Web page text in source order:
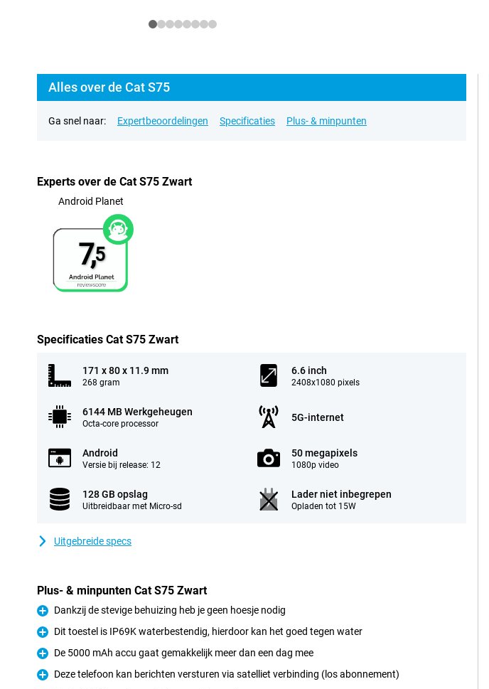
Alles over de Cat S75
Ga snel naar: Expertbeoordelingen Specificaties Plus- & minpunten
Experts over de Cat S75 Zwart
Android Planet
7,5
Specificaties Cat S75 Zwart
171 x 80 x 11.9 mm
268 gram
6.6 inch
2408x1080 pixels
6144 MB Werkgeheugen
Octa-core processor
5G-internet
Android
Versie bij release: 12
50 megapixels
1080p video
128 GB opslag
Uitbreidbaar met Micro-sd
Lader niet inbegrepen
Opladen tot 15W
Uitgebreide specs
Plus- & minpunten Cat S75 Zwart
Pluspunt
Dankzij de stevige behuizing heb je geen hoesje nodig
Pluspunt
Dit toestel is IP69K waterbestendig, hierdoor kan het goed tegen water
Pluspunt
De 5000 mAh accu gaat gemakkelijk meer dan een dag mee
Pluspunt
Deze telefoon kan berichten versturen via satelliet verbinding (los abonnement)